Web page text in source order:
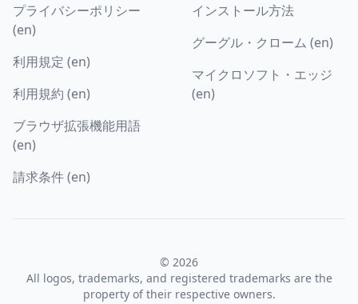
プライバシーポリシー
(en)
利用規定 (en)
利用規約 (en)
ブラウザ拡張機能用語
(en)
請求条件 (en)
インストール方法
グーグル・クローム (en)
マイクロソフト・エッジ
(en)
© 2026
All logos, trademarks, and registered trademarks are the
property of their respective owners.